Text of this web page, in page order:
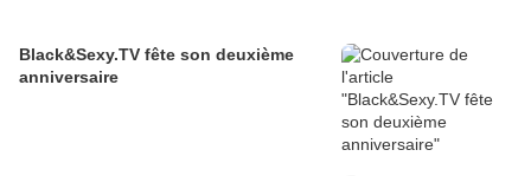
Black&Sexy.TV fête son deuxième
anniversaire